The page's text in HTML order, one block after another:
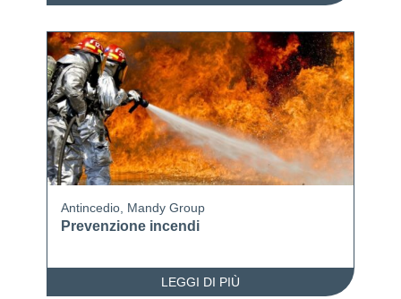
Antincedio Mandy Group
Prevenzione incendi
LEGGI DI PIÙ